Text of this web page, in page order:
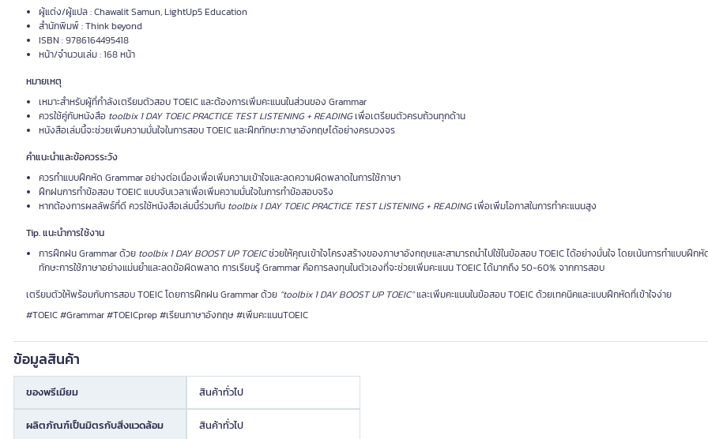
ผู้แต่ง/ผู้แปล : Chawalit Samun, LightUp5 Education
สำนักพิมพ์ : Think beyond
ISBN : 9786164495418
หน้า/จำนวนเล่ม : 168 หน้า
หมายเหตุ
เหมาะสำหรับผู้ที่กำลังเตรียมตัวสอบ TOEIC และต้องการเพิ่มคะแนนในส่วนของ Grammar
ควรใช้คู่กับหนังสือ toolbix 1 DAY TOEIC PRACTICE TEST LISTENING + READINGเพื่อเตรียมตัวครบถ้วนทุกด้าน
หนังสือเล่มนี้จะช่วยเพิ่มความมั่นใจในการสอบ TOEIC และฝึกทักษะภาษาอังกฤษได้อย่างครบวงจร
คำแนะนำและข้อควรระวัง
ควรทำแบบฝึกหัด Grammar อย่างต่อเนื่องเพื่อเพิ่มความเข้าใจและลดความผิดพลาดในการใช้ภาษา
ฝึกฝนการทำข้อสอบ TOEIC แบบจับเวลาเพื่อเพิ่มความมั่นใจในการทำข้อสอบจริง
หากต้องการผลลัพธ์ที่ดี ควรใช้หนังสือเล่มนี้ร่วมกับ toolbix 1 DAY TOEIC PRACTICE TEST LISTENING + READINGเพื่อเพิ่มโอกาสในการทำคะแนนสูง
Tip. แนะนำการใช้งาน
การฝึกฝน Grammar ด้วย toolbix 1 DAY BOOST UP TOEICช่วยให้คุณเข้าใจโครงสร้างของภาษาอังกฤษและสามารถนำไปใช้ในข้อสอบ TOEIC ได้อย่างมั่นใจ โดยเน้นการทำแบบฝึก
ทักษะการใช้ภาษาอย่างแม่นยำและลดข้อผิดพลาด การเรียนรู้ Grammar คือการลงทุนในตัวเองที่จะช่วยเพิ่มคะแนน TOEIC ได้มากถึง 50-60% จากการสอบ
เตรียมตัวให้พร้อมกับการสอบ TOEIC โดยการฝึกฝน Grammar ด้วย “toolbix 1 DAY BOOST UP TOEIC”และเพิ่มคะแนนในข้อสอบ TOEIC ด้วยเทคนิคและแบบฝึกหัดที่เข้าใจง่าย
#TOEIC #Grammar #TOEICprep #เรียนภาษาอังกฤษ #เพิ่มคะแนนTOEIC
ข้อมูลสินค้า
ของพรีเมียม สินค้าทั่วไป
ผลิตภัณฑ์เป็นมิตรกับสิ่งแวดล้อม สินค้าทั่วไป